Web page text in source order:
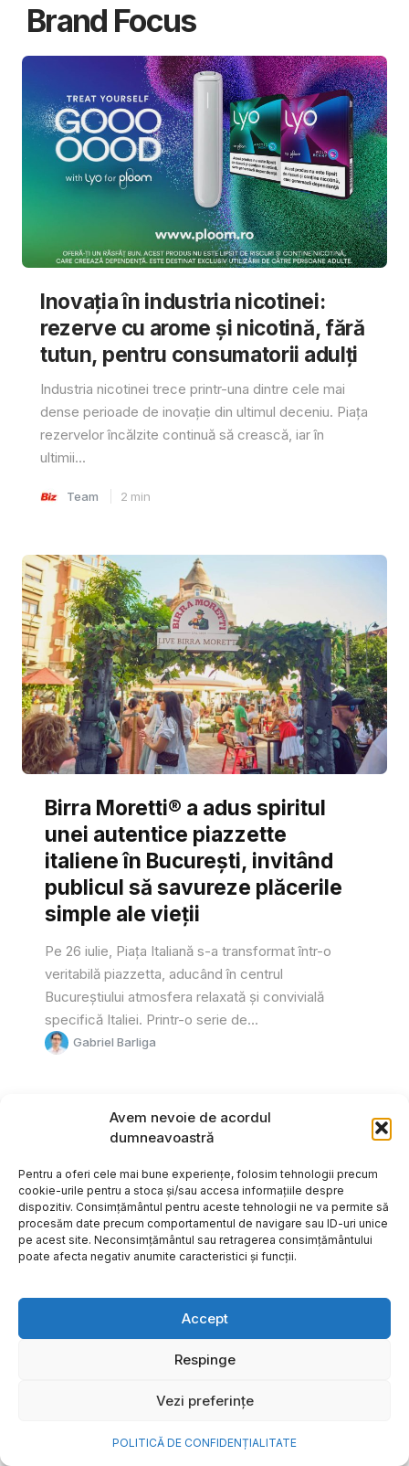
Avem nevoie de acordul
dumneavoastră
Pentru a oferi cele mai bune experiențe, folosim tehnologii precum
cookie-urile pentru a stoca și/sau accesa informațiile despre
dispozitiv. Consimțământul pentru aceste tehnologii ne va permite să
procesăm date precum comportamentul de navigare sau ID-uri unice
pe acest site. Neconsimțământul sau retragerea consimțământului
poate afecta negativ anumite caracteristici și funcții.
Accept
Respinge
Vezi preferințe
POLITICĂ DE CONFIDENȚIALITATE
Brand Focus
Inovația în industria nicotinei:
rezerve cu arome și nicotină, fără
tutun, pentru consumatorii adulți
Industria nicotinei trece printr-una dintre cele mai
dense perioade de inovație din ultimul deceniu. Piața
rezervelor încălzite continuă să crească, iar în
ultimii...
Team 2 min
Birra Moretti® a adus spiritul
unei autentice piazzette
italiene în București, invitând
publicul să savureze plăcerile
simple ale vieții
Pe 26 iulie, Piața Italiană s-a transformat într-o
veritabilă piazzetta, aducând în centrul
Bucureștiului atmosfera relaxată și convivială
specifică Italiei. Printr-o serie de...
Gabriel Barliga
Cum transformi cele mai
o bijuterie Pandora pe care o
porți zi de zi